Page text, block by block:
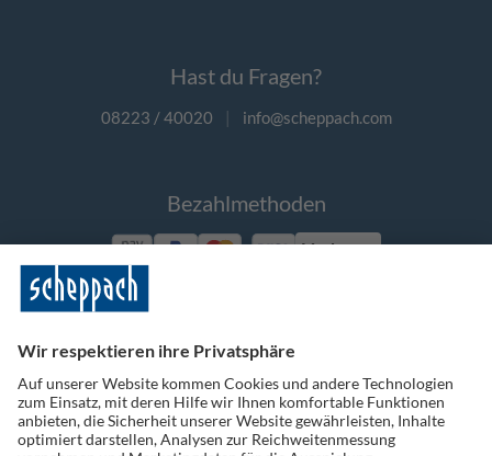
Hast du Fragen?
08223 / 40020 | info@scheppach.com
Bezahlmethoden
Vorkasse
Folge uns auf Social Media